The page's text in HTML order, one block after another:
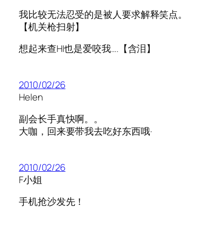
我比较无法忍受的是被人要求解释笑点。
【机关枪扫射】
想起来查HI也是爱咬我….【含泪】
2010/02/26
Helen
副会长手真快啊。。
大咖，回来要带我去吃好东西哦·
2010/02/26
F小姐
手机抢沙发先！